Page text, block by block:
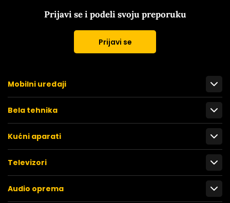
Prijavi se i podeli svoju preporuku
Prijavi se
Mobilni uređaji
Bela tehnika
Kućni aparati
Televizori
Audio oprema